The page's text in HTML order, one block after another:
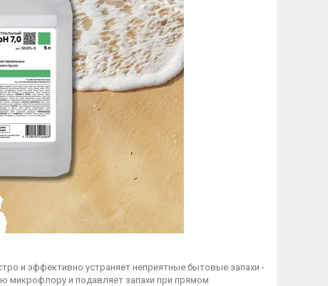
и эффективно устраняет неприятные бытовые запахи -
микрофлору и подавляет запахи при прямом